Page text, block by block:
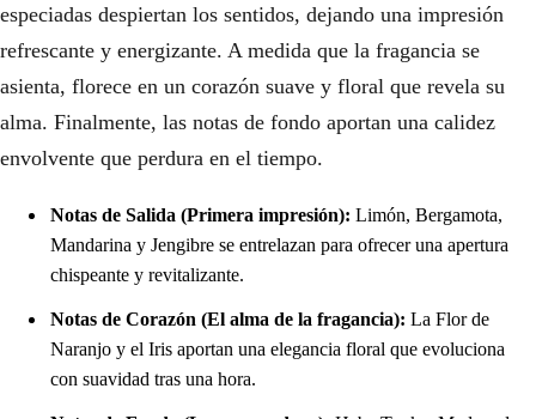
especiadas despiertan los sentidos, dejando una impresión
refrescante y energizante. A medida que la fragancia se
asienta, florece en un corazón suave y floral que revela su
alma. Finalmente, las notas de fondo aportan una calidez
envolvente que perdura en el tiempo.
Notas de Salida (Primera impresión): Limón, Bergamota,
Mandarina y Jengibre se entrelazan para ofrecer una apertura
chispeante y revitalizante.
Notas de Corazón (El alma de la fragancia): La Flor de
Naranjo y el Iris aportan una elegancia floral que evoluciona
con suavidad tras una hora.